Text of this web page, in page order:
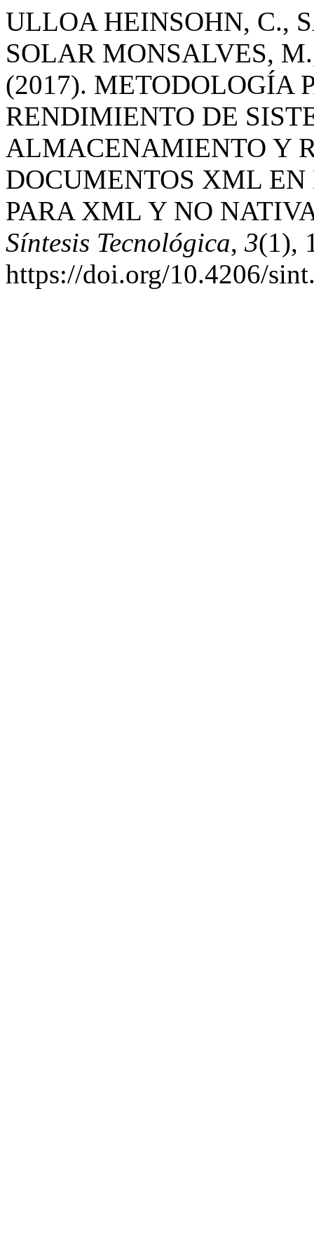
ULLOA HEINSOHN, C.,
SOLAR MONSALVES,
(2017). METODOLOGÍA
RENDIMIENTO DE
ALMACENAMIENTO Y
DOCUMENTOS XML EN
PARA XML Y NO
Síntesis Tecnológica, 3(1),
https://doi.org/10.4206/